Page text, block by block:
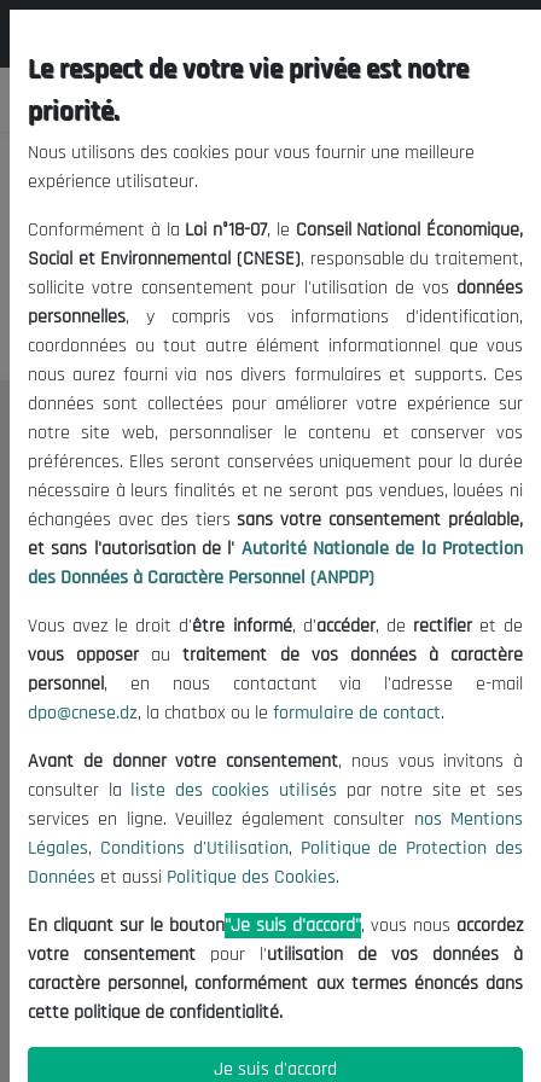
Nous vous prions de nous
excuser, mais l'accès à ce
contenu est restreint.
Le CNESE
A Propos
Le président
Organisation
Publications
Informations utiles
Appels d'offres et Consultations
Mentions Légales
Conditions d'Utilisation
Politique de Protection des Données
Politique des Cookies
Nous Contacter
(+213) 021 98 01 00|01|02
contact@cnese.dz
Suggestions ou Initiatives ?
Newsletter
dernières nouvelles.
Le respect de votre vie privée est notre
priorité.
Nous utilisons des cookies pour vous fournir une meilleure
expérience utilisateur.
Conformément à la Loi n°18-07, le Conseil National Économique,
Social et Environnemental (CNESE), responsable du traitement,
sollicite votre consentement pour l'utilisation de vos données
personnelles, y compris vos informations d'identification,
coordonnées ou tout autre élément informationnel que vous
nous aurez fourni via nos divers formulaires et supports. Ces
données sont collectées pour améliorer votre expérience sur
notre site web, personnaliser le contenu et conserver vos
préférences. Elles seront conservées uniquement pour la durée
nécessaire à leurs finalités et ne seront pas vendues, louées ni
échangées avec des tierssans votre consentement préalable,
et sans l'autorisation de l' Autorité Nationale de la Protection
des Données à Caractère Personnel (ANPDP)
Vous avez le droit d'être informé, d'accéder, de rectifieret de
vous opposerautraitement de vos données à caractère
personnel, en nous contactant via l'adresse e-mail
dpo@cnese.dz, la chatbox ou le formulaire de contact.
Avant de donner votre consentement, nous vous invitons à
consulter la liste des cookies utilisés par notre site et ses
services en ligne. Veuillez également consulter nos Mentions
Légales, Conditions d'Utilisation, Politique de Protection des
Données et aussi Politique des Cookies.
En cliquant sur le bouton"Je suis d'accord", vous nous accordez
votre consentement pour l'utilisation de vos données à
caractère personnel, conformément aux termes énoncés dans
cette politique de confidentialité.
Je suis d'accord